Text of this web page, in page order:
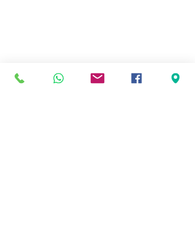
Maisto Vagonėlių Projektai